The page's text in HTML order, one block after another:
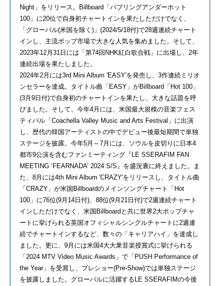
Night」をリリース。Billboard「バブリングアンダーホット
100」に20位で自身初チャートインを果たしただけでなく、
「グローバル(米国を除く)」(2024/5/18付)で28週連続チャート
インし、主流ポップ市場で大きな人気を集めました。そして、
2023年12月31日には「第74回NHK紅白歌合戦」に出場し、2年
連続出場を果たしました。
2024年2月には3rd Mini Album 'EASY'を発売し、3作連続ミリオ
ンセラーを達成。タイトル曲「EASY」がBillboard「Hot 100」
(3月9日付)で自身初のチャートインを果たし、大きな話題を呼
びました。そして、今年4月には、米国最大規模の音楽フェス
ティバル「Coachella Valley Music and Arts Festival」に出演
し、歴代の韓国アーティストの中でデビュー後最短期間で単独
ステージを披露。今年5月～7月には、ソウルを皮切りに日本4
都市9公演を含むファンミーティング『LE SSERAFIM FAN
MEETING ‘FEARNADA’ 2024 S/S』を盛況裏に終えました。ま
た、8月には4th Mini Album 'CRAZY'をリリースし、タイトル曲
「CRAZY」が米国Billboardのメインソングチャート「Hot
100」に76位(9月14日付)、88位(9月21日付)で2週連続チャート
インしただけでなく、米国Billboardと共に世界2大ポップチャ
ートに挙げられる英国オフィシャルシングルチャートに2週連
続でチャートインするなど、数々の「キャリアハイ」を達成し
ました。更に、9月には米国4大大衆音楽授賞式に挙げられる
「2024 MTV Video Music Awards」で「PUSH Performance of
the Year」を受賞し、プレショー(Pre-Show)では単独ステージ
を披露しました。グローバルに活躍するLE SSERAFIMの今後